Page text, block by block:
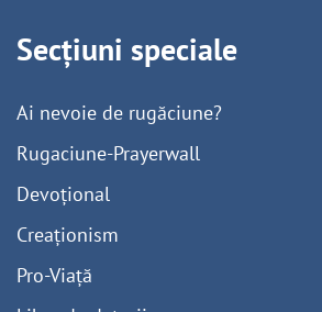
Secțiuni speciale
Ai nevoie de rugăciune?
Rugaciune-Prayerwall
Devoțional
Creaționism
Pro-Viață